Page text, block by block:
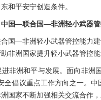
和平安宁创造条件。
国—联合国—非洲轻小武器
国—非洲轻小武器管控能力
非洲国家提升轻小武器管控
非洲和平与发展。面向非洲
全倡议重点工作方向之一。
国家不断加强相关交流合作